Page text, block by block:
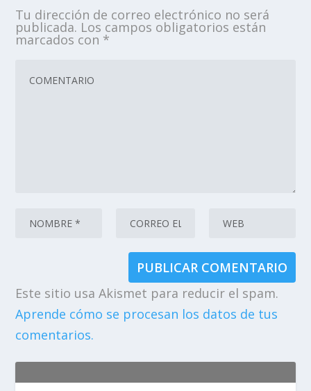
Tu dirección de correo electrónico no será
publicada. Los campos obligatorios están
marcados con *
Este sitio usa Akismet para reducir el spam.
Aprende cómo se procesan los datos de tus
comentarios.